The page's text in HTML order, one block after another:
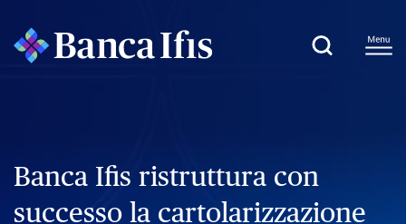
Banca Ifis ristruttura con
successo la cartolarizzazione